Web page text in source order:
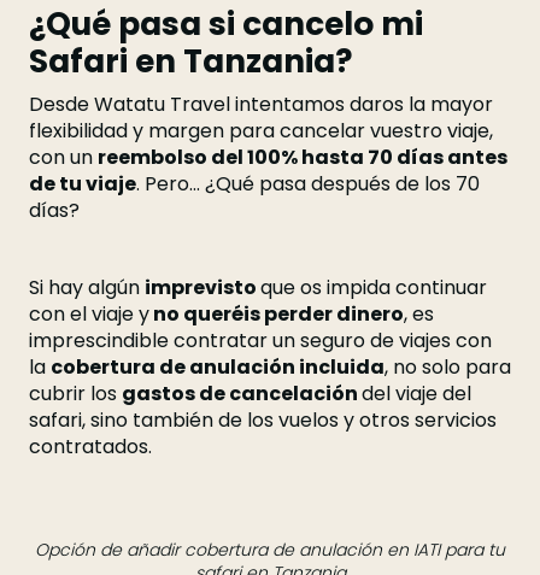
¿Qué pasa si cancelo mi
Safari en Tanzania?
Desde Watatu Travel intentamos daros la mayor
flexibilidad y margen para cancelar vuestro viaje,
con un reembolso del 100% hasta 70 días antes
de tu viaje. Pero... ¿Qué pasa después de los 70
días?
Si hay algún imprevistoque os impida continuar
con el viaje yno queréis perder dinero, es
imprescindible contratar un seguro de viajes con
la cobertura de anulación incluida, no solo para
cubrir los gastos de cancelacióndel viaje del
safari, sino también de los vuelos y otros servicios
contratados.
Opción de añadir cobertura de anulación en IATI para tu